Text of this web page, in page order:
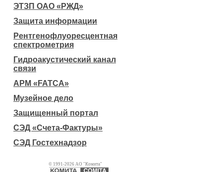
ЭТЗП ОАО «РЖД»
Защита информации
Рентгенофлуоресцентная
спектрометрия
Гидроакустический канал
связи
АРМ «FATCA»
Музейное дело
Защищенный портал
СЭД «Счета-Фактуры»
СЭД Гостехнадзор
© 1991-2026 АО "Комита"